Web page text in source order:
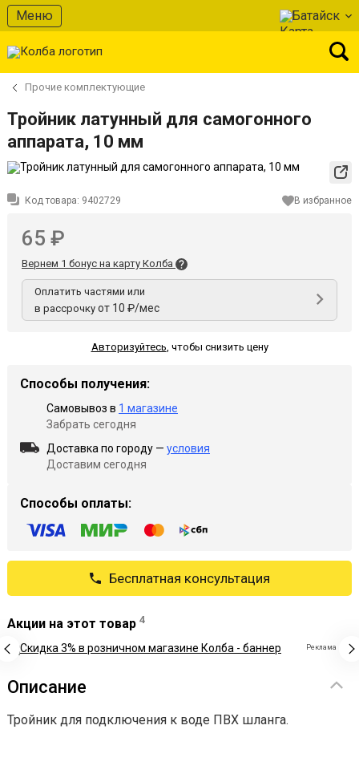
Меню Батайск
Прочие комплектующие
Тройник латунный для самогонного
аппарата, 10 мм
Код товара: 9402729 В избранное
65 ₽
Вернем 1 бонус на карту Колба
Оплатить частями или
в рассрочку от 10 ₽/мес
Авторизуйтесь, чтобы снизить цену
Способы получения:
Самовывоз в 1 магазине
Забрать сегодня
Доставка по городу — условия
Доставим сегодня
Способы оплаты:
Бесплатная консультация
Акции на этот товар 4
Реклама
Описание
Тройник для подключения к воде ПВХ шланга.